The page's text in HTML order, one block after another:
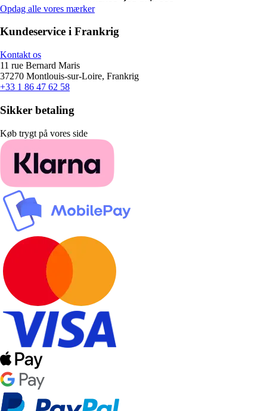
Opdag alle vores mærker
Kundeservice i Frankrig
Kontakt os
11 rue Bernard Maris
37270 Montlouis-sur-Loire, Frankrig
+33 1 86 47 62 58
Sikker betaling
Køb trygt på vores side